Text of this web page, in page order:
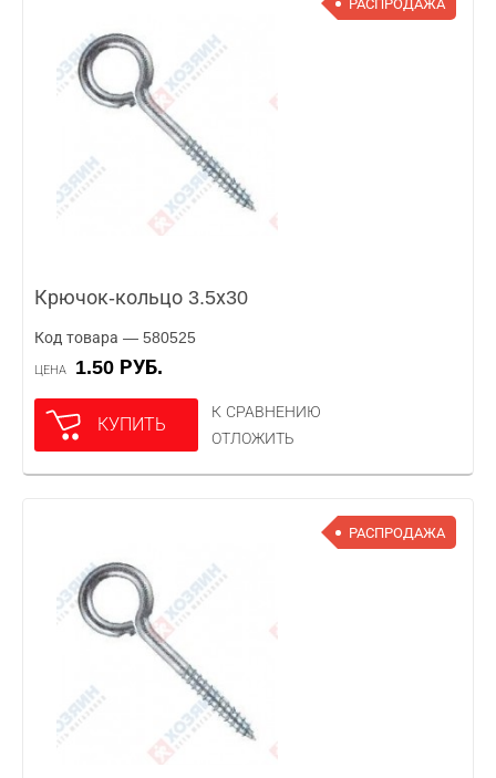
РАСПРОДАЖА
Крючок-кольцо 3.5х30
Код товара — 580525
ЦЕНА 1.50 РУБ.
КУПИТЬ
К СРАВНЕНИЮ
ОТЛОЖИТЬ
РАСПРОДАЖА